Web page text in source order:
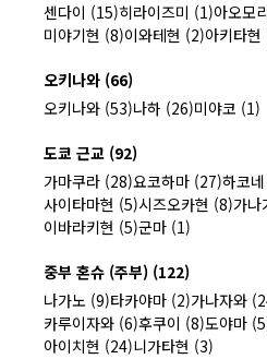
센다이 (15)히라이즈미 (1)아오모
미야기현 (8)이와테현 (2)아키타현
오키나와 (66)
오키나와 (53)나하 (26)미야코 (1)
도쿄 근교 (92)
가마쿠라 (28)요코하마 (27)하코
사이타마현 (5)시즈오카현 (8)가
이바라키현 (5)군마 (1)
중부 혼슈 (주부) (122)
나가노 (9)타카야마 (2)가나자와
카루이자와 (6)후쿠이 (8)도야마
아이치현 (24)니가타현 (3)